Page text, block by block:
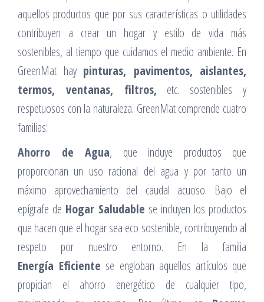
aquellos productos que por sus características o utilidades
contribuyen a crear un hogar y estilo de vida más
sostenibles, al tiempo que cuidamos el medio ambiente. En
GreenMat hay pinturas, pavimentos, aislantes,
termos, ventanas, filtros, etc. sostenibles y
respetuosos con la naturaleza. GreenMat comprende cuatro
familias:
Ahorro de Agua, que incluye productos que
proporcionan un uso racional del agua y por tanto un
máximo aprovechamiento del caudal acuoso. Bajo el
epígrafe de Hogar Saludable se incluyen los productos
que hacen que el hogar sea eco sostenible, contribuyendo al
respeto por nuestro entorno. En la familia
Energía Eficiente se engloban aquellos artículos que
propician el ahorro energético de cualquier tipo,